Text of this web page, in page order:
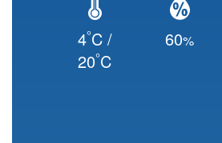
4°C /
20°C
60%